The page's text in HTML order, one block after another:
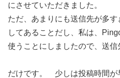
にさせていただきました。
ただ、あまりにも送信先が多
してあることだし、私は、
使うことにしましたので、送信
だけです。 少しは投稿時間が